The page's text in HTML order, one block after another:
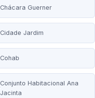
Chácara Guerner
Cidade Jardim
Cohab
Conjunto Habitacional Ana
Jacinta